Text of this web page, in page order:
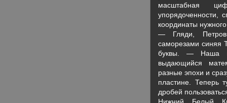
масштабная
упорядоченности,
координаты
— Гляди,
саморезами синяя
буквы. — Наша
выдающийся
разные эпохи и
пластине. Теперь
дробей
Нижний Белый